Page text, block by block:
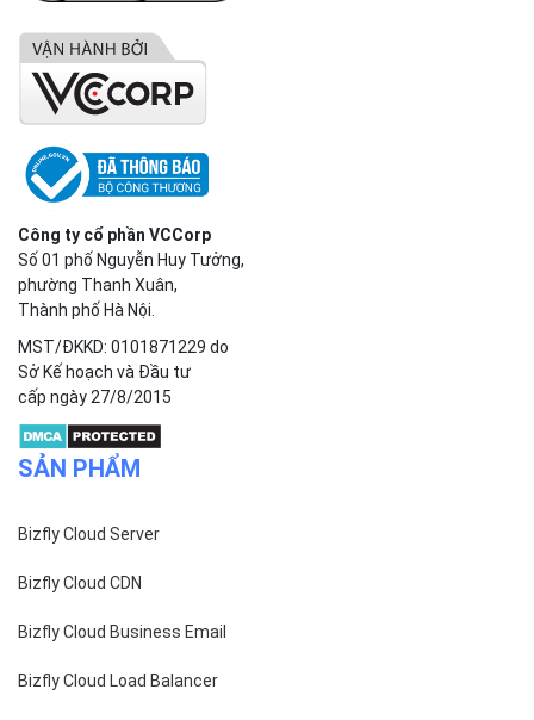
Công ty cổ phần VCCorp
Số 01 phố Nguyễn Huy Tưởng,
phường Thanh Xuân,
Thành phố Hà Nội.
MST/ĐKKD: 0101871229 do
Sở Kế hoạch và Đầu tư
cấp ngày 27/8/2015
SẢN PHẨM
Bizfly Cloud Server
Bizfly Cloud CDN
Bizfly Cloud Business Email
Bizfly Cloud Load Balancer